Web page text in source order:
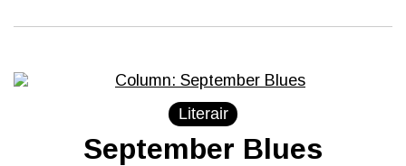
Literair
September Blues